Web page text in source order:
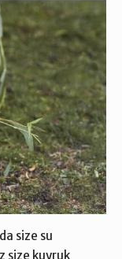
size su
size kuyruk